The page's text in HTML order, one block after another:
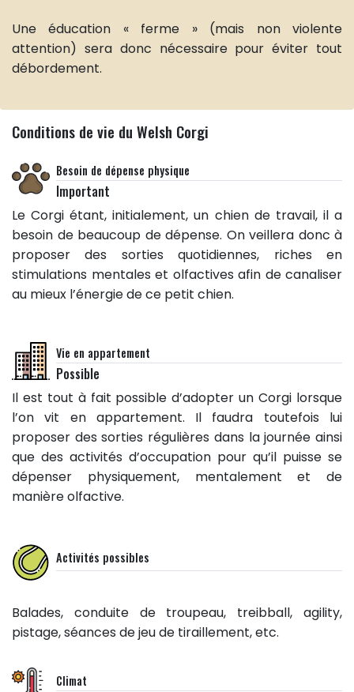
Une éducation « ferme » (mais non violente
attention) sera donc nécessaire pour éviter tout
débordement.
Conditions de vie du Welsh Corgi
Besoin de dépense physique
Important
Le Corgi étant, initialement, un chien de travail, il a
besoin de beaucoup de dépense. On veillera donc à
proposer des sorties quotidiennes, riches en
stimulations mentales et olfactives afin de canaliser
au mieux l’énergie de ce petit chien.
Vie en appartement
Possible
Il est tout à fait possible d’adopter un Corgi lorsque
l’on vit en appartement. Il faudra toutefois lui
proposer des sorties régulières dans la journée ainsi
que des activités d’occupation pour qu’il puisse se
dépenser physiquement, mentalement et de
manière olfactive.
Activités possibles
Balades, conduite de troupeau, treibball, agility,
pistage, séances de jeu de tiraillement, etc.
Climat